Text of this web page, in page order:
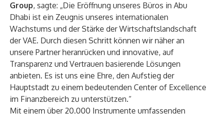
Group, sagte: „Die Eröffnung unseres Büros in Abu
Dhabi ist ein Zeugnis unseres internationalen
Wachstums und der Stärke der Wirtschaftslandschaft
der VAE. Durch diesen Schritt können wir näher an
unsere Partner heranrücken und innovative, auf
Transparenz und Vertrauen basierende Lösungen
anbieten. Es ist uns eine Ehre, den Aufstieg der
Hauptstadt zu einem bedeutenden Center of Excellence
im Finanzbereich zu unterstützen.“
Mit einem über 20.000 Instrumente umfassenden